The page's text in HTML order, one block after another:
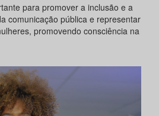
para promover a inclusão e a
comunicação pública e representar
promovendo consciência na